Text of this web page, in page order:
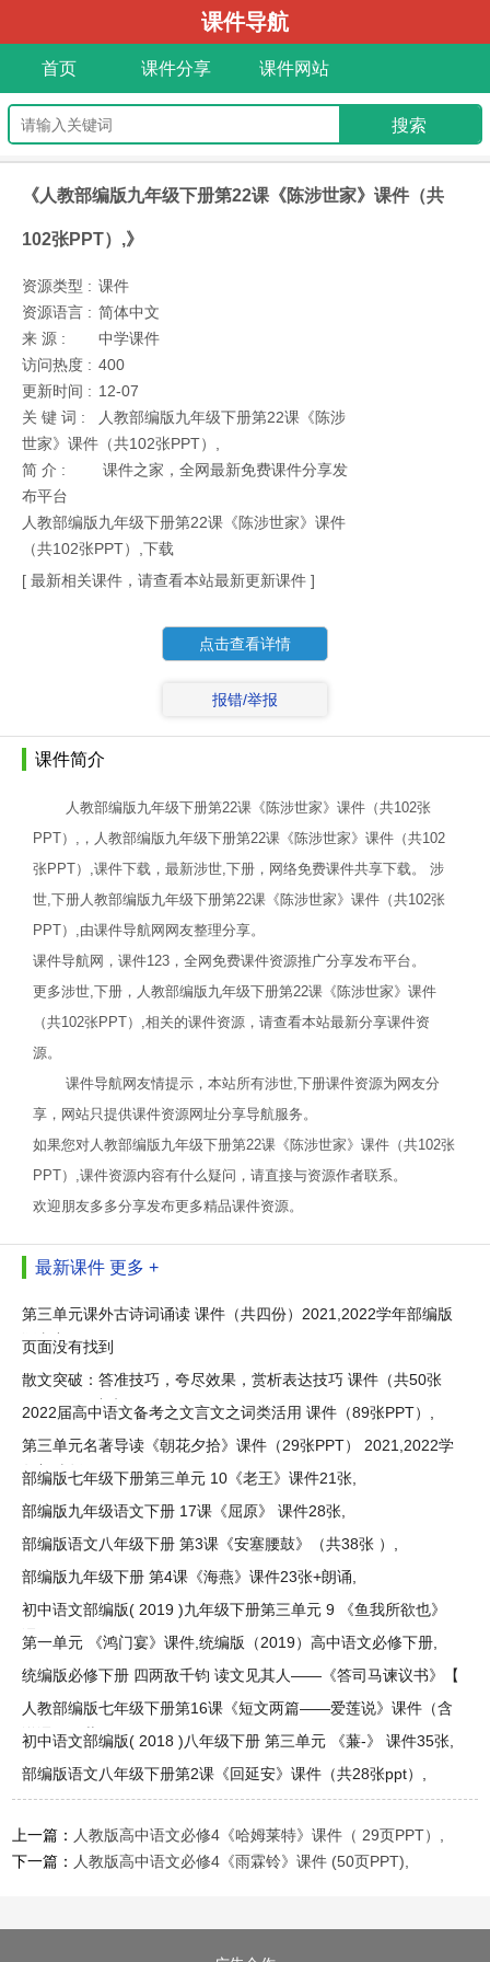
课件导航
首页 课件分享 课件网站
《人教部编版九年级下册第22课《陈涉世家》课件（共
102张PPT）,》
资源类型 : 课件
资源语言 : 简体中文
来 源 :
中学课件
访问热度 : 400
更新时间 : 12-07
关 键 词 :
人教部编版九年级下册第22课《陈涉
世家》课件（共102张PPT）,
简 介 :
课件之家，全网最新免费课件分享发
布平台
人教部编版九年级下册第22课《陈涉世家》课件
（共102张PPT）,下载
[ 最新相关课件，请查看本站最新更新课件 ]
点击查看详情
报错/举报
课件简介
人教部编版九年级下册第22课《陈涉世家》课件（共102张
PPT）,，人教部编版九年级下册第22课《陈涉世家》课件（共102
张PPT）,课件下载，最新涉世,下册，网络免费课件共享下载。 涉
世,下册人教部编版九年级下册第22课《陈涉世家》课件（共102张
PPT）,由课件导航网网友整理分享。
课件导航网，课件123，全网免费课件资源推广分享发布平台。
更多涉世,下册，人教部编版九年级下册第22课《陈涉世家》课件
（共102张PPT）,相关的课件资源，请查看本站最新分享课件资
源。
课件导航网友情提示，本站所有涉世,下册课件资源为网友分
享，网站只提供课件资源网址分享导航服务。
如果您对人教部编版九年级下册第22课《陈涉世家》课件（共102张
PPT）,课件资源内容有什么疑问，请直接与资源作者联系。
欢迎朋友多多分享发布更多精品课件资源。
最新课件 更多 +
第三单元课外古诗词诵读 课件（共四份）2021,2022学年部编版
语文九
页面没有找到
散文突破：答准技巧，夸尽效果，赏析表达技巧 课件（共50张
ppt）2021中考
2022届高中语文备考之文言文之词类活用 课件（89张PPT）,
第三单元名著导读《朝花夕拾》课件（29张PPT） 2021,2022学
年部编版
部编版七年级下册第三单元 10《老王》课件21张,
部编版九年级语文下册 17课《屈原》 课件28张,
部编版语文八年级下册 第3课《安塞腰鼓》（共38张 ）,
部编版九年级下册 第4课《海燕》课件23张+朗诵,
初中语文部编版( 2019 )九年级下册第三单元 9 《鱼我所欲也》
课
第一单元 《鸿门宴》课件,统编版（2019）高中语文必修下册,
统编版必修下册 四两敌千钧 读文见其人——《答司马谏议书》【
人教部编版七年级下册第16课《短文两篇——爱莲说》课件（含
说课）（共
初中语文部编版( 2018 )八年级下册 第三单元 《蒹-》 课件35张,
部编版语文八年级下册第2课《回延安》课件（共28张ppt）,
上一篇： 人教版高中语文必修4《哈姆莱特》课件（ 29页PPT）,
下一篇： 人教版高中语文必修4《雨霖铃》课件 (50页PPT),